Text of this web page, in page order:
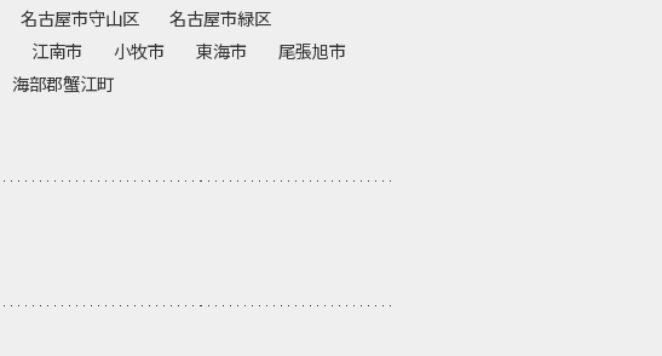
名古屋市守山区
名古屋市緑区
江南市 小牧市 東海市
尾張旭市
海部郡蟹江町